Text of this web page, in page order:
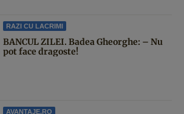
RAZI CU LACRIMI
BANCUL ZILEI. Badea Gheorghe: – Nu
pot face dragoste!
AVANTAJE.RO